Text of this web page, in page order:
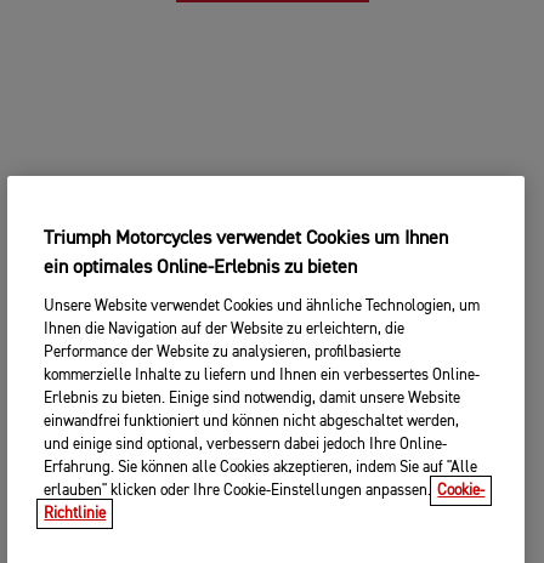
Triumph Motorcycles verwendet Cookies um Ihnen
ein optimales Online-Erlebnis zu bieten
Unsere Website verwendet Cookies und ähnliche Technologien, um
Ihnen die Navigation auf der Website zu erleichtern, die
Performance der Website zu analysieren, profilbasierte
kommerzielle Inhalte zu liefern und Ihnen ein verbessertes Online-
Erlebnis zu bieten. Einige sind notwendig, damit unsere Website
einwandfrei funktioniert und können nicht abgeschaltet werden,
und einige sind optional, verbessern dabei jedoch Ihre Online-
Erfahrung. Sie können alle Cookies akzeptieren, indem Sie auf "Alle
erlauben" klicken oder Ihre Cookie-Einstellungen anpassen. Cookie-
Richtlinie